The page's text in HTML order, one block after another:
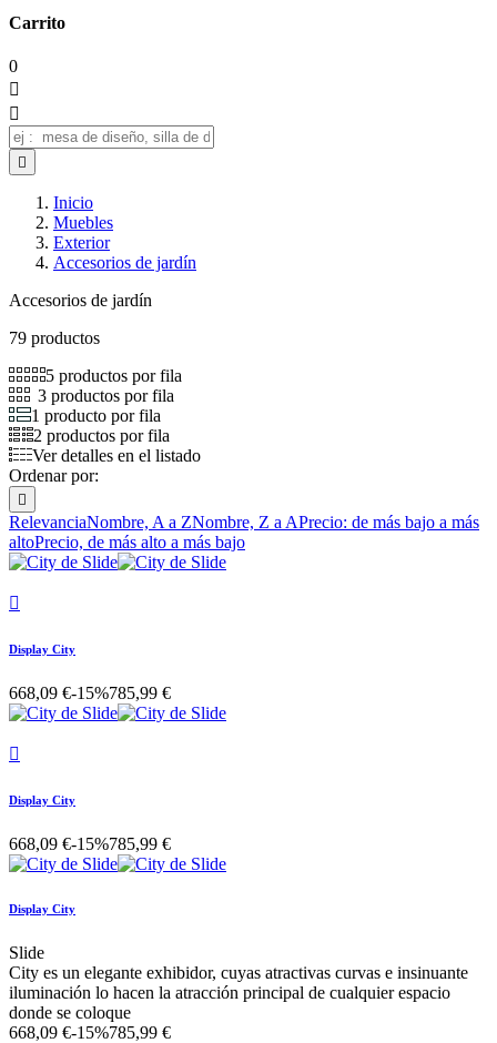
Carrito
0



Inicio
Muebles
Exterior
Accesorios de jardín
Accesorios de jardín
79 productos
5 productos por fila
3 productos por fila
1 producto por fila
2 productos por fila
Ver detalles en el listado
Ordenar por:

RelevanciaNombre, A a ZNombre, Z a APrecio: de más bajo a más
altoPrecio, de más alto a más bajo

Display City
668,09 €-15%785,99 €

Display City
668,09 €-15%785,99 €
Display City
Slide
City es un elegante exhibidor, cuyas atractivas curvas e insinuante
iluminación lo hacen la atracción principal de cualquier espacio
donde se coloque
668,09 €-15%785,99 €